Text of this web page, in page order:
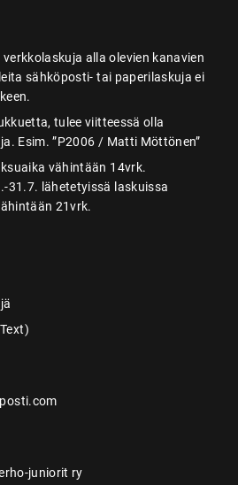
alla olevien kanavien
sähköposti- tai paperilaskuja ei
tulee viitteessä olla
Esim. ”P2006 / Matti Möttönen”
vähintään 14vrk.
31.7. lähetetyissä laskuissa
21vrk.
juniorit ry